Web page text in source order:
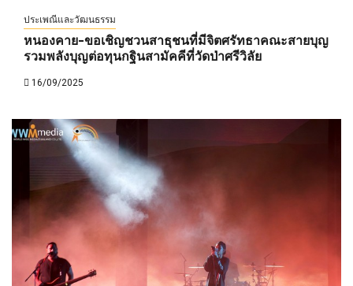
ประเพณีและวัฒนธรรม
หนองคาย-ขอเชิญชวนสาธุชนที่มีจิตศรัทธาคณะสายบุญ
รวมพลังบุญต่อทุนกฐินสามัคคีที่วัดป่าศรีวิลัย
16/09/2025